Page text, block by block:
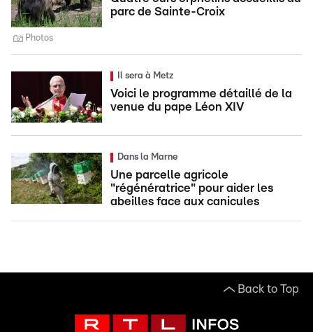
parc de Sainte-Croix
Photos
Il sera à Metz
Voici le programme détaillé de la
venue du pape Léon XIV
Dans la Marne
Une parcelle agricole
"régénératrice" pour aider les
abeilles face aux canicules
Back to Top